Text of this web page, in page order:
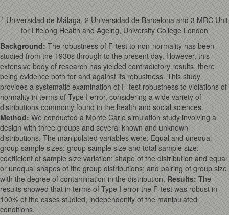
1 Universidad de Málaga, 2 Universidad de Barcelona and 3 MRC Unit
for Lifelong Health and Ageing, University College London
Background: The robustness of F-test to non-normality has been
studied from the 1930s through to the present day. However, this
extensive body of research has yielded contradictory results, there
being evidence both for and against its robustness. This study
provides a systematic examination of F-test robustness to violations of
normality in terms of Type I error, considering a wide variety of
distributions commonly found in the health and social sciences.
Method: We conducted a Monte Carlo simulation study involving a
design with three groups and several known and unknown
distributions. The manipulated variables were: Equal and unequal
group sample sizes; group sample size and total sample size;
coefficient of sample size variation; shape of the distribution and equal
or unequal shapes of the group distributions; and pairing of group size
with the degree of contamination in the distribution. Results: The
results showed that in terms of Type I error the F-test was robust in
100% of the cases studied, independently of the manipulated
conditions.